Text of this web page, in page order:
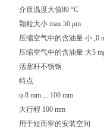
介质温度大值80 °C
颗粒大小 max.50 μm
压缩空气中的含油量 小.,0
压缩空气中的含油量 大5
活塞杆不锈钢
特点
φ 8 mm ... 100 mm
大行程 100 mm
用于短而窄的安装空间